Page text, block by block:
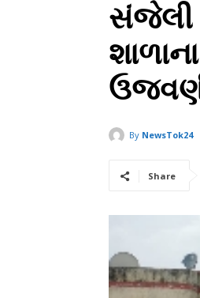
સંજેલી
By NewsTok24
Share